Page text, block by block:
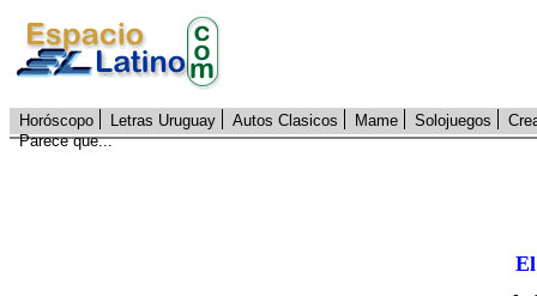
Horóscopo Letras Uruguay Autos Clasicos Mame Solojuegos
Parece que...